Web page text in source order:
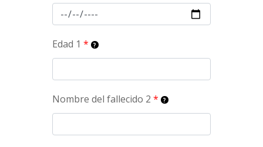
Edad 1 *
Nombre del fallecido 2 *